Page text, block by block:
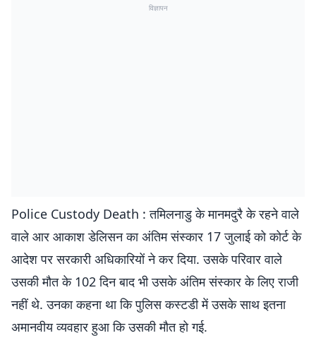
विज्ञापन
Police Custody Death : तमिलनाडु के मानमदुरै के रहने वाले
वाले आर आकाश डेलिसन का अंतिम संस्कार 17 जुलाई को कोर्ट के
आदेश पर सरकारी अधिकारियों ने कर दिया. उसके परिवार वाले
उसकी मौत के 102 दिन बाद भी उसके अंतिम संस्कार के लिए राजी
नहीं थे. उनका कहना था कि पुलिस कस्टडी में उसके साथ इतना
अमानवीय व्यवहार हुआ कि उसकी मौत हो गई.